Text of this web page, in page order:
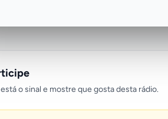
o sinal e mostre que gosta desta rádio.